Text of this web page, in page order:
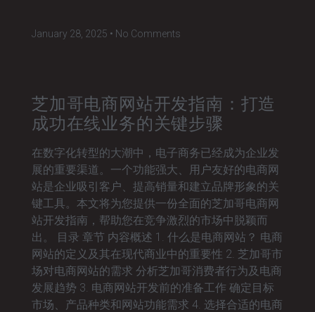
January 28, 2025 No Comments
芝加哥电商网站开发指南：打造
成功在线业务的关键步骤
在数字化转型的大潮中，电子商务已经成为企业发
展的重要渠道。一个功能强大、用户友好的电商网
站是企业吸引客户、提高销量和建立品牌形象的关
键工具。本文将为您提供一份全面的芝加哥电商网
站开发指南，帮助您在竞争激烈的市场中脱颖而
出。 目录 章节 内容概述 1. 什么是电商网站？ 电商
网站的定义及其在现代商业中的重要性 2. 芝加哥市
场对电商网站的需求 分析芝加哥消费者行为及电商
发展趋势 3. 电商网站开发前的准备工作 确定目标
市场、产品种类和网站功能需求 4. 选择合适的电商